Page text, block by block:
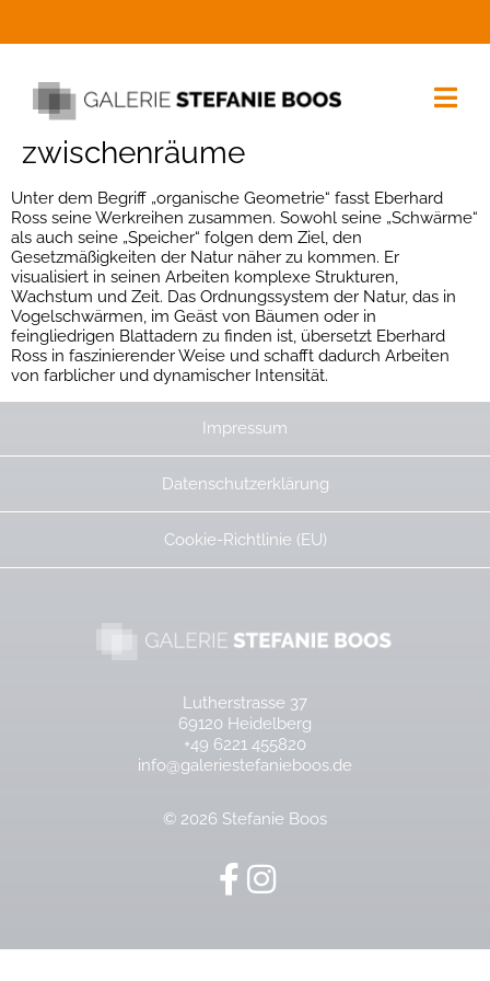
zwischenräume
Unter dem Begriff „organische Geometrie“ fasst Eberhard
Ross seine Werkreihen zusammen. Sowohl seine „Schwärme“
als auch seine „Speicher“ folgen dem Ziel, den
Gesetzmäßigkeiten der Natur näher zu kommen. Er
visualisiert in seinen Arbeiten komplexe Strukturen,
Wachstum und Zeit. Das Ordnungssystem der Natur, das in
Vogelschwärmen, im Geäst von Bäumen oder in
feingliedrigen Blattadern zu finden ist, übersetzt Eberhard
Ross in faszinierender Weise und schafft dadurch Arbeiten
von farblicher und dynamischer Intensität.
Impressum
Datenschutzerklärung
Cookie-Richtlinie (EU)
Lutherstrasse 37
69120 Heidelberg
+49 6221 455820
info@galeriestefanieboos.de
© 2026 Stefanie Boos